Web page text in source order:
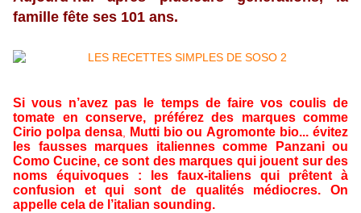
famille fête ses 101 ans.
Si vous n’avez pas le temps de faire vos coulis de
tomate en conserve, préférez des marques comme
Cirio polpa densa, Mutti bio ou Agromonte bio... évitez
les fausses marques italiennes comme Panzani ou
Como Cucine, ce sont des marques qui jouent sur des
noms équivoques : les faux-italiens qui prêtent à
confusion et qui sont de qualités médiocres. On
appelle cela de l’italian sounding.